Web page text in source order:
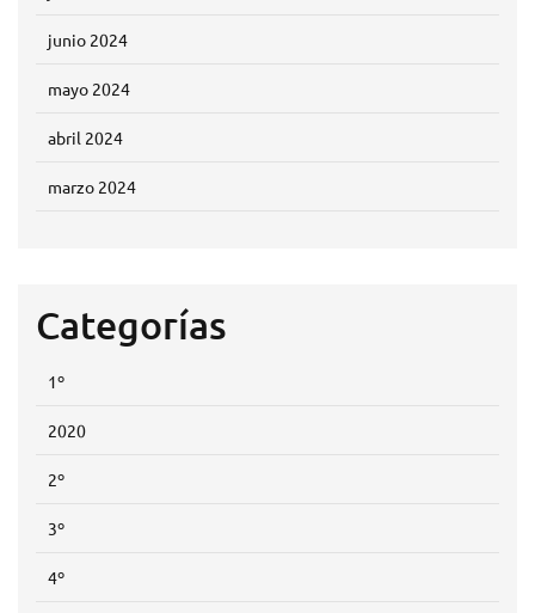
junio 2024
mayo 2024
abril 2024
marzo 2024
Categorías
1º
2020
2º
3º
4º